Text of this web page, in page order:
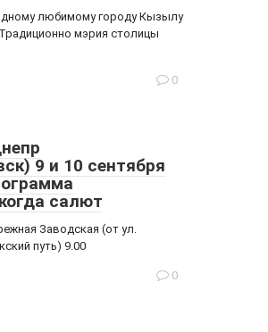
любимому городу Кызылу
мэрия столицы
0
9 и 10 сентября
салют
Заводская (от ул.
путь) 9.00
0